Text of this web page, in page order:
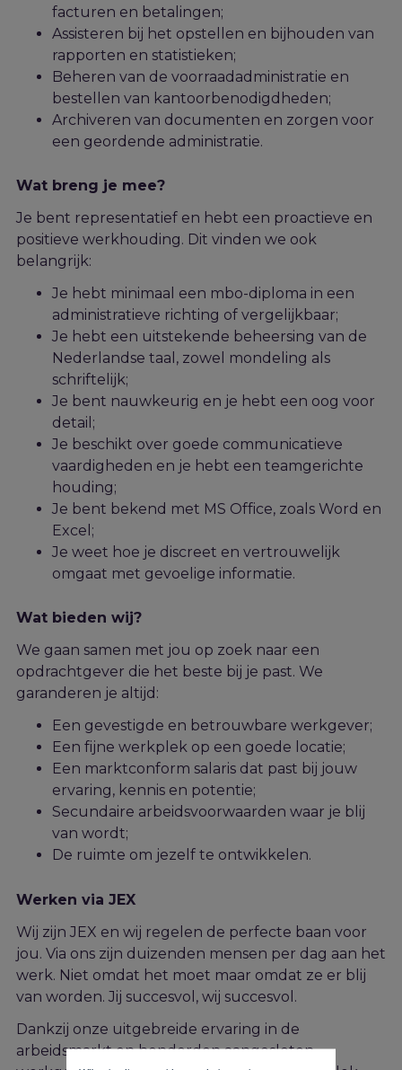
facturen en betalingen;
Assisteren bij het opstellen en bijhouden van
rapporten en statistieken;
Beheren van de voorraadadministratie en
bestellen van kantoorbenodigdheden;
Archiveren van documenten en zorgen voor
een geordende administratie.
Wat breng je mee?
Je bent representatief en hebt een proactieve en
positieve werkhouding. Dit vinden we ook
belangrijk:
Je hebt minimaal een mbo-diploma in een
administratieve richting of vergelijkbaar;
Je hebt een uitstekende beheersing van de
Nederlandse taal, zowel mondeling als
schriftelijk;
Je bent nauwkeurig en je hebt een oog voor
detail;
Je beschikt over goede communicatieve
vaardigheden en je hebt een teamgerichte
houding;
Je bent bekend met MS Office, zoals Word en
Excel;
Je weet hoe je discreet en vertrouwelijk
omgaat met gevoelige informatie.
Wat bieden wij?
We gaan samen met jou op zoek naar een
opdrachtgever die het beste bij je past. We
garanderen je altijd:
Een gevestigde en betrouwbare werkgever;
Een fijne werkplek op een goede locatie;
Een marktconform salaris dat past bij jouw
ervaring, kennis en potentie;
Secundaire arbeidsvoorwaarden waar je blij
van wordt;
De ruimte om jezelf te ontwikkelen.
Werken via JEX
Wij zijn JEX en wij regelen de perfecte baan voor
jou. Via ons zijn duizenden mensen per dag aan het
werk. Niet omdat het moet maar omdat ze er blij
van worden. Jij succesvol, wij succesvol.
Dankzij onze uitgebreide ervaring in de
arbeidsmarkt en honderden aangesloten